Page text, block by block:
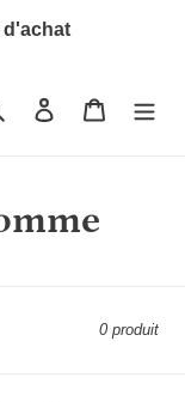
d'achat
RechercherSe connecter
Panier
0 produit